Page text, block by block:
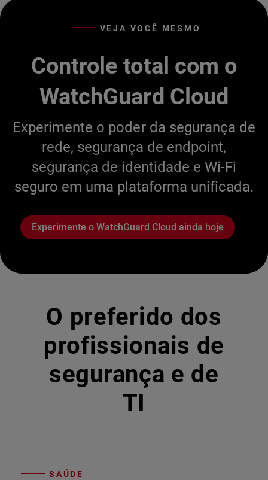
VEJA VOCÊ MESMO
Controle total com o
WatchGuard Cloud
Experimente o poder da segurança de
rede, segurança de endpoint,
segurança de identidade e Wi-Fi
seguro em uma plataforma unificada.
Experimente o WatchGuard Cloud ainda hoje
O preferido dos
profissionais de
segurança e de
TI
SAÚDE